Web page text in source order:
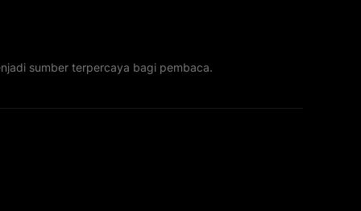
sumber terpercaya bagi pembaca.